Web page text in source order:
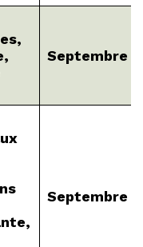
Septembre
Septembre